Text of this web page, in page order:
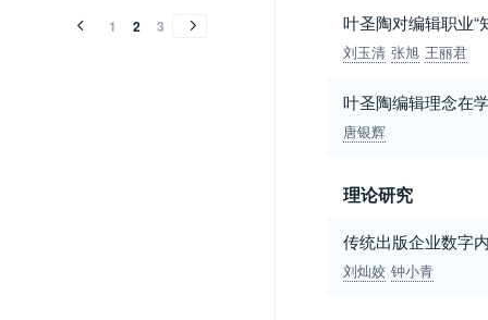
1 2 3 叶圣陶对编辑职业“
刘玉清 张旭 王丽君
叶圣陶编辑理念在
唐银辉
理论研究
传统出版企业数字
刘灿姣 钟小青